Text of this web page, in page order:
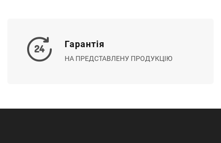
Гарантія
НА ПРЕДСТАВЛЕНУ ПРОДУКЦІЮ